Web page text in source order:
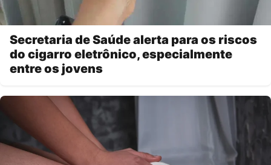
Secretaria de Saúde alerta para os riscos
do cigarro eletrônico, especialmente
entre os jovens